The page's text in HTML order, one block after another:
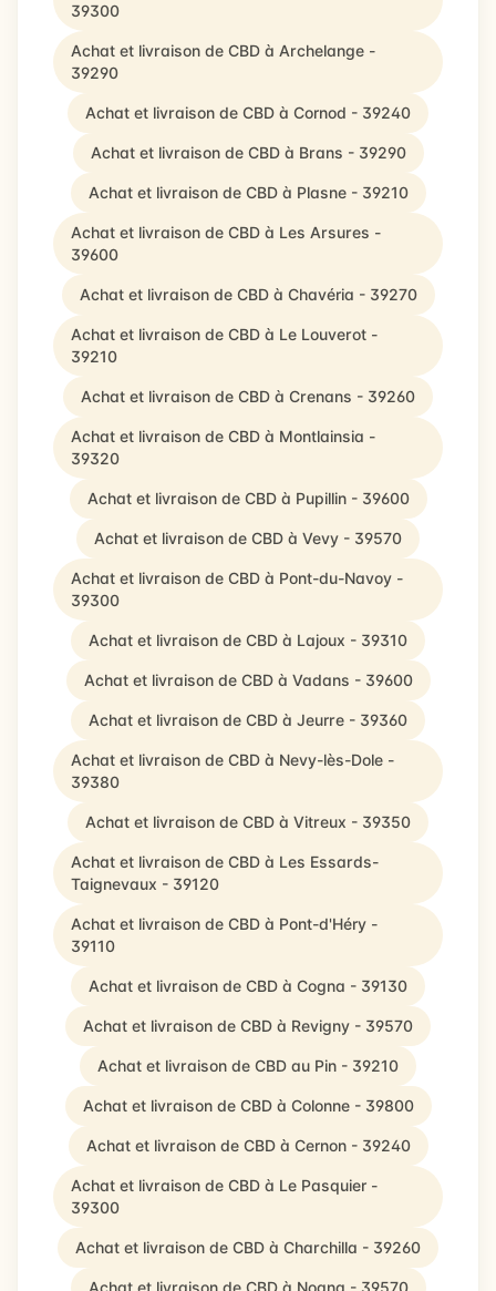
39300
Achat et livraison de CBD à Archelange -
39290
Achat et livraison de CBD à Cornod - 39240
Achat et livraison de CBD à Brans - 39290
Achat et livraison de CBD à Plasne - 39210
Achat et livraison de CBD à Les Arsures -
39600
Achat et livraison de CBD à Chavéria - 39270
Achat et livraison de CBD à Le Louverot -
39210
Achat et livraison de CBD à Crenans - 39260
Achat et livraison de CBD à Montlainsia -
39320
Achat et livraison de CBD à Pupillin - 39600
Achat et livraison de CBD à Vevy - 39570
Achat et livraison de CBD à Pont-du-Navoy -
39300
Achat et livraison de CBD à Lajoux - 39310
Achat et livraison de CBD à Vadans - 39600
Achat et livraison de CBD à Jeurre - 39360
Achat et livraison de CBD à Nevy-lès-Dole -
39380
Achat et livraison de CBD à Vitreux - 39350
Achat et livraison de CBD à Les Essards-
Taignevaux - 39120
Achat et livraison de CBD à Pont-d'Héry -
39110
Achat et livraison de CBD à Cogna - 39130
Achat et livraison de CBD à Revigny - 39570
Achat et livraison de CBD au Pin - 39210
Achat et livraison de CBD à Colonne - 39800
Achat et livraison de CBD à Cernon - 39240
Achat et livraison de CBD à Le Pasquier -
39300
Achat et livraison de CBD à Charchilla - 39260
Achat et livraison de CBD à Nogna - 39570